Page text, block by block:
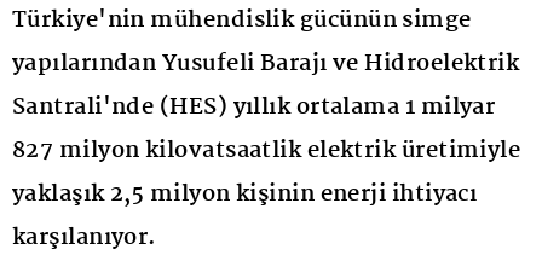
Türkiye'nin mühendislik gücünün simge
yapılarından Yusufeli Barajı ve Hidroelektrik
Santrali'nde (HES) yıllık ortalama 1 milyar
827 milyon kilovatsaatlik elektrik üretimiyle
yaklaşık 2,5 milyon kişinin enerji ihtiyacı
karşılanıyor.